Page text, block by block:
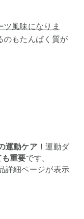
ツ風味になりま
のもたんぱく質が
運動ケア！運動ダ
重要です。
詳細ページが表示